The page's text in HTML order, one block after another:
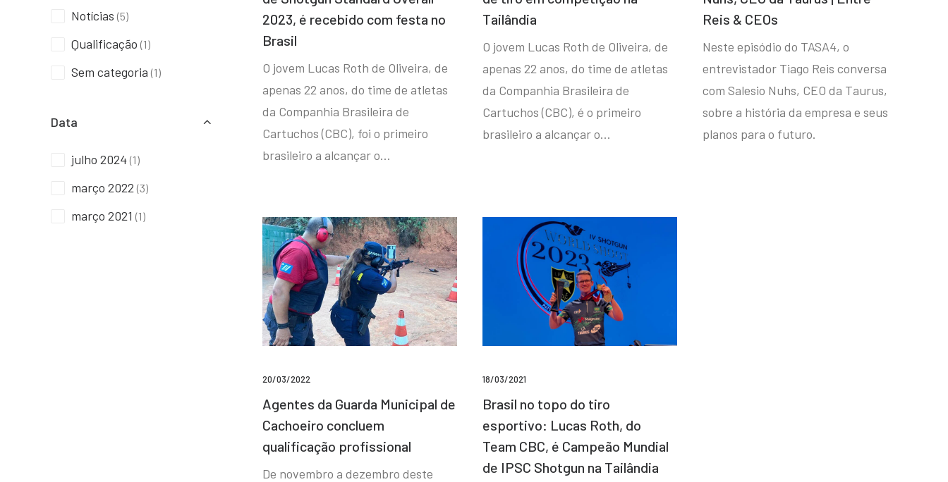
Notícias (5)
Qualificação (1)
Sem categoria (1)
Data
julho 2024 (1)
março 2022 (3)
março 2021 (1)
2023, é recebido com festa no
Brasil
O jovem Lucas Roth de Oliveira, de
apenas 22 anos, do time de atletas
da Companhia Brasileira de
Cartuchos (CBC), foi o primeiro
brasileiro a alcançar o…
Tailândia
O jovem Lucas Roth de Oliveira, de
apenas 22 anos, do time de atletas
da Companhia Brasileira de
Cartuchos (CBC), é o primeiro
brasileiro a alcançar o…
Reis & CEOs
Neste episódio do TASA4, o
entrevistador Tiago Reis conversa
com Salesio Nuhs, CEO da Taurus,
sobre a história da empresa e seus
planos para o futuro.
20/03/2022
Agentes da Guarda Municipal de
Cachoeiro concluem
qualificação profissional
De novembro a dezembro deste
18/03/2021
Brasil no topo do tiro
esportivo: Lucas Roth, do
Team CBC, é Campeão Mundial
de IPSC Shotgun na Tailândia